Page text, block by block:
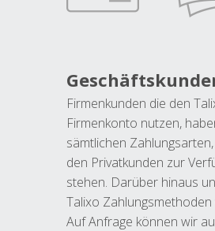
Firmenkunden die den
Firmenkonto nutzen,
sämtlichen
den Privatkunden zur
stehen. Darüber hinaus
Talixo Zahlungsmethoden
Auf Anfrage können wir